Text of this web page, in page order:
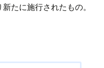
たに施行されたもの。